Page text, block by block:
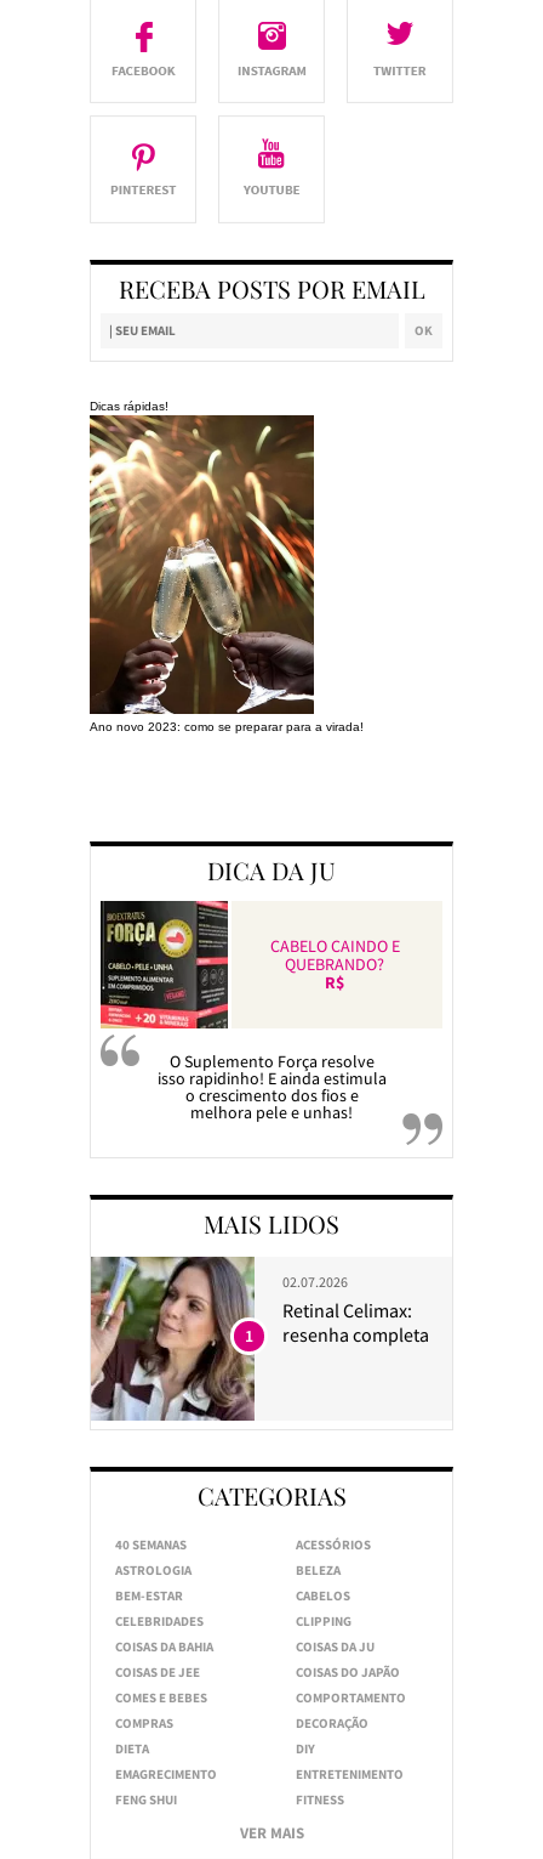
RECEBA POSTS POR EMAIL
Dicas rápidas!
Ano novo 2023: como se preparar para a virada!
DICA DA JU
CABELO CAINDO E
QUEBRANDO?
R$
O Suplemento Força resolve
isso rapidinho! E ainda estimula
o crescimento dos fios e
melhora pele e unhas!
MAIS LIDOS
02.07.2026
Retinal Celimax:
resenha completa
1
CATEGORIAS
40 SEMANAS
ACESSÓRIOS
ASTROLOGIA
BELEZA
BEM-ESTAR
CABELOS
CELEBRIDADES
CLIPPING
COISAS DA BAHIA
COISAS DA JU
COISAS DE JEE
COISAS DO JAPÃO
COMES E BEBES
COMPORTAMENTO
COMPRAS
DECORAÇÃO
DIETA
DIY
EMAGRECIMENTO
ENTRETENIMENTO
FENG SHUI
FITNESS
VER MAIS